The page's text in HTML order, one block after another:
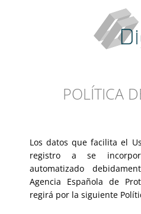
POLÍTICA
Los datos que facilita el
registro a se
automatizado
Agencia Española de
regirá por la siguiente